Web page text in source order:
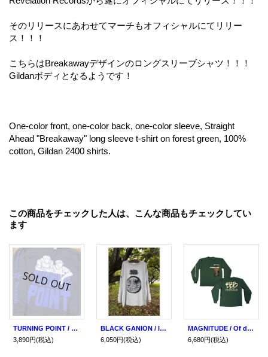
そのリリースにあわせてマーチもオフィシャルにてリリー
ス！！！
こちらはBreakawayデザインのロングスリーブシャツ！！！
Gildanボディとなるようです！
One-color front, one-color back, one-color sleeve, Straight
Ahead "Breakaway" long sleeve t-shirt on forest green, 100%
cotton, Gildan 2400 shirts.
この商品をチェックした人は、こんな商品もチェックしてい
ます
TURNING POINT / Demo navy (long sleeve shirt) Revelation
3,890円(税込)
BLACK GANION / Iron mandara gray (long sleeve shirt)
6,050円(税込)
MAGNITUDE / Of days renewed... (long sleeve shirt) Triple-B
6,680円(税込)